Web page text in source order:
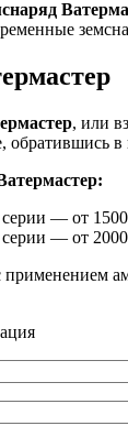
, или
обратившись
— от
серии — от
применением